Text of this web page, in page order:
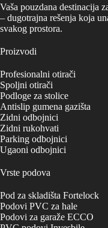
Vaša pouzdana destinacija
– dugotrajna rešenja koja
svakog prostora.
Proizvodi
Profesionalni otirači
Spoljni otirači
Podloge za stolice
Antislip gumena gazišta
Zidni odbojnici
Zidni rukohvati
Parking odbojnici
Ugaoni odbojnici
Vrste podova
Pod za skladišta Fortelock
Podovi PVC za hale
Podovi za garaže ECCO